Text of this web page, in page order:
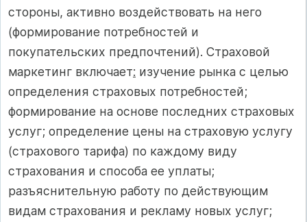
стороны, активно воздействовать на него
(формирование потребностей и
покупательских предпочтений). Страховой
маркетинг включает: изучение рынка с целью
определения страховых потребностей;
формирование на основе последних страховых
услуг; определение цены на страховую услугу
(страхового тарифа) по каждому виду
страхования и способа ее уплаты;
разъяснительную работу по действующим
видам страхования и рекламу новых услуг;